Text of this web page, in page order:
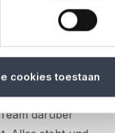
cookies toestaan
oder
zusätzliches
Routen, die die
darüber